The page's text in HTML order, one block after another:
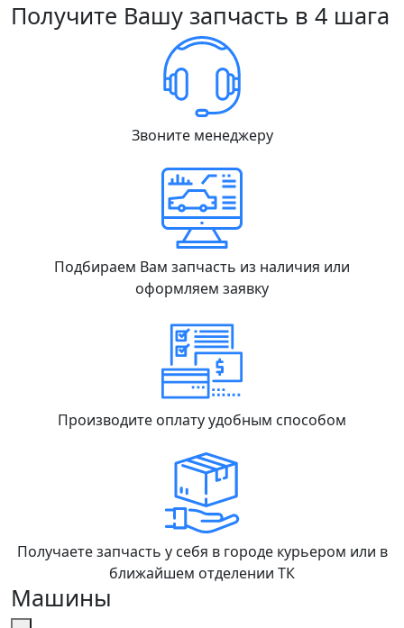
Получите Вашу запчасть в 4 шага
Звоните менеджеру
Подбираем Вам запчасть из наличия или
оформляем заявку
Производите оплату удобным способом
Получаете запчасть у себя в городе курьером или в
ближайшем отделении ТК
Машины